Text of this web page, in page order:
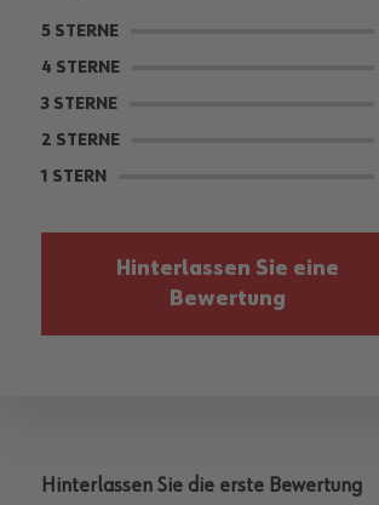
5 STERNE
4 STERNE
3 STERNE
2 STERNE
1 STERN
Hinterlassen Sie eine
Bewertung
Hinterlassen Sie die erste Bewertung